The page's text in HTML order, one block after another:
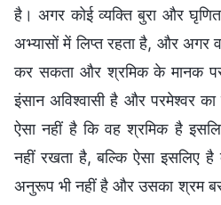
है। अगर कोई व्यक्ति बुरा और
अभ्यासों में लिप्त रहता है, और अगर
कर सकता और श्रमिक के मानक पर
इंसान अविश्वासी है और परमेश्वर
ऐसा नहीं है कि वह श्रमिक है
नहीं रखता है, बल्कि ऐसा इसलिए
अनुरूप भी नहीं है और उसका श्रम